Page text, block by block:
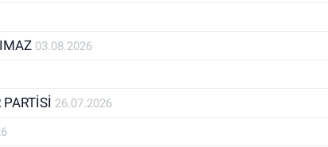
03.08.2026
26.07.2026